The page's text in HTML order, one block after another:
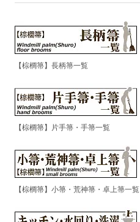
【棕櫚箒】長柄箒一覧
【棕櫚箒】片手箒・手箒一覧
【棕櫚箒】小箒・荒神箒・卓上箒一覧